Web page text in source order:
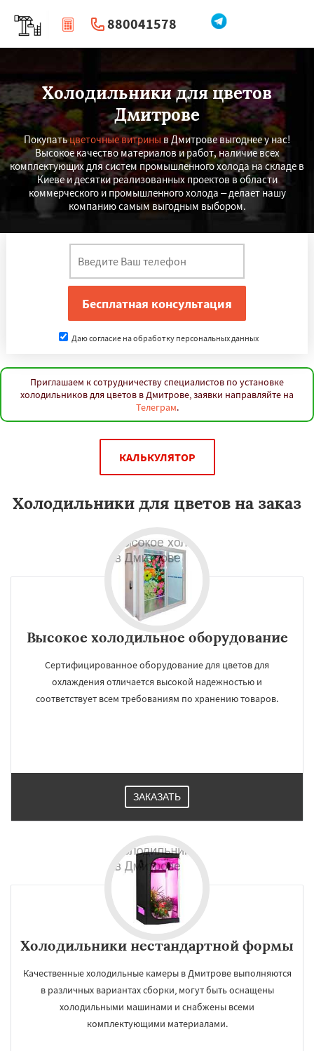
880041578
| Перезвоните мне
Холодильники для цветов
Дмитрове
Покупатьцветочные витриныв Дмитрове выгоднее у нас!
Высокое качество материалов и работ, наличие всех
комплектующих для систем промышленного холода на складе в
Киеве и десятки реализованных проектов в области
коммерческого и промышленного холода – делает нашу
компанию самым выгодным выбором.
Даю согласие на обработку персональных данных
Приглашаем к сотрудничеству специалистов по установке
холодильников для цветов в Дмитрове, заявки направляйте на
Телеграм.
КАЛЬКУЛЯТОР
Холодильники для цветов на заказ
Высокое холодильное оборудование
Сертифицированное оборудование для цветов для
охлаждения отличается высокой надежностью и
соответствует всем требованиям по хранению товаров.
ЗАКАЗАТЬ
Холодильники нестандартной формы
Качественные холодильные камеры в Дмитрове выполняются
в различных вариантах сборки, могут быть оснащены
холодильными машинами и снабжены всеми
комплектующими материалами.